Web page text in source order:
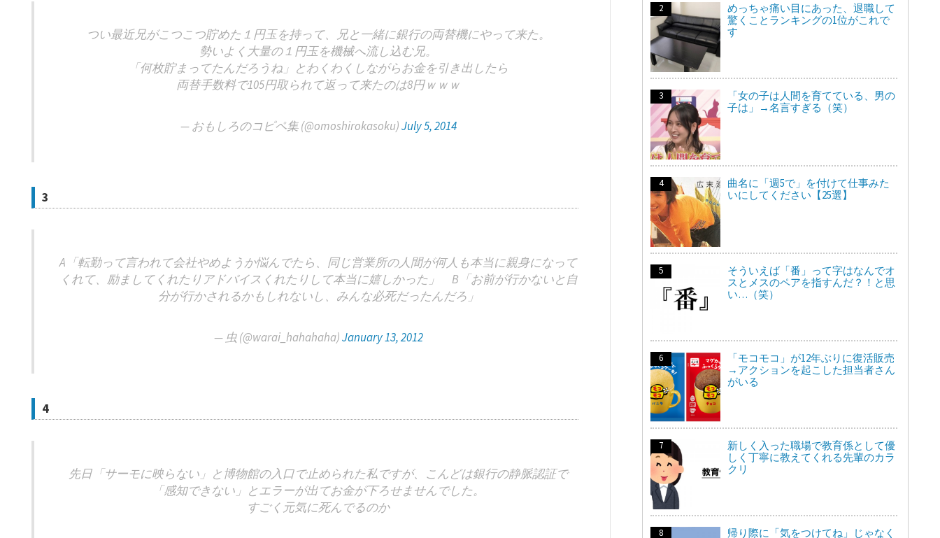
つい最近兄がこつこつ貯めた１円玉を持って、兄と一緒に銀行の両替機にやって来た。
勢いよく大量の１円玉を機械へ流し込む兄。
「何枚貯まってたんだろうね」とわくわくしながらお金を引き出したら
両替手数料で105円取られて返って来たのは8円ｗｗｗ
— おもしろのコピペ集 (@omoshirokasoku)July 5, 2014
3
A「転勤って言われて会社やめようか悩んでたら、同じ営業所の人間が何人も本当に親身になって
くれて、励ましてくれたりアドバイスくれたりして本当に嬉しかった」 B「お前が行かないと自
分が行かされるかもしれないし、みんな必死だったんだろ」
— 虫 (@warai_hahahaha)January 13, 2012
4
先日「サーモに映らない」と博物館の入口で止められた私ですが、こんどは銀行の静脈認証で
「感知できない」とエラーが出てお金が下ろせませんでした。
すごく元気に死んでるのか
めっちゃ痛い目にあった、退職して
驚くことランキングの1位がこれで
す
「女の子は人間を育てている、男の
子は」→名言すぎる（笑）
曲名に「週5で」を付けて仕事みた
いにしてください【25選】
そういえば「番」って字はなんでオ
スとメスのペアを指すんだ？！と思
い…（笑）
「モコモコ」が12年ぶりに復活販売
→アクションを起こした担当者さん
がいる
新しく入った職場で教育係として優
しく丁寧に教えてくれる先輩のカラ
クリ
帰り際に「気をつけてね」じゃなく